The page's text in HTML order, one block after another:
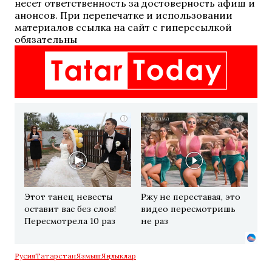
несет ответственность за достоверность афиш и
анонсов. При перепечатке и использовании
материалов ссылка на сайт с гиперссылкой
обязательны
i
Этот танец невесты
оставит вас без слов!
Пересмотрела 10 раз
i
Ржу не переставая, это
видео пересмотришь
не раз
РусияТатарстанЯзмышЯңалыклар